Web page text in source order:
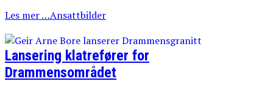
Les mer …Ansattbilder
Lansering klatrefører for
Drammensområdet